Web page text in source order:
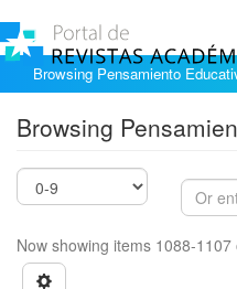
Browsing Pensamiento
Browsing
Now showing items 1088-1107